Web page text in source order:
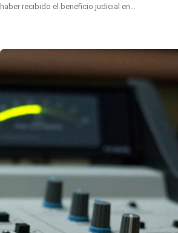
haber recibido el beneficio judicial en…